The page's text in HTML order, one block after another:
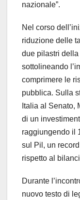
nazionale”.
Nel corso
riduzione delle
due pilastri della
sottolineando
comprimere le
pubblica. Sulla
Italia al Senato,
di un
raggiungendo il
sul Pil, un
rispetto al
Durante
nuovo testo di